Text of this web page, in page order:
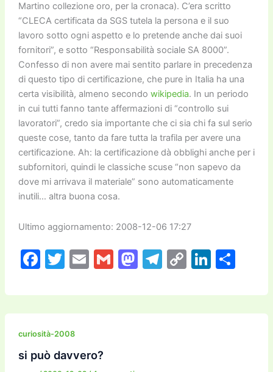
Martino collezione oro, per la cronaca). C’era scritto
“CLECA certificata da SGS tutela la persona e il suo
lavoro sotto ogni aspetto e lo pretende anche dai suoi
fornitori”, e sotto “Responsabilità sociale SA 8000”.
Confesso di non avere mai sentito parlare in precedenza
di questo tipo di certificazione, che pure in Italia ha una
certa visibilità, almeno secondo wikipedia. In un periodo
in cui tutti fanno tante affermazioni di “controllo sui
lavoratori”, credo sia importante che ci sia chi fa sul serio
queste cose, tanto da fare tutta la trafila per avere una
certificazione. Ah: la certificazione dà obblighi anche per i
subfornitori, quindi le classiche scuse “non sapevo da
dove mi arrivava il materiale” sono automaticamente
inutili… altra buona cosa.
Ultimo aggiornamento: 2008-12-06 17:27
F
c
e
b
o
T
itt
er
E
ai
l
G
ai
l
M
st
o
T
e
gr
C
p
y
Li
k
e
C
n
di
curiosità-2008
si può davvero?